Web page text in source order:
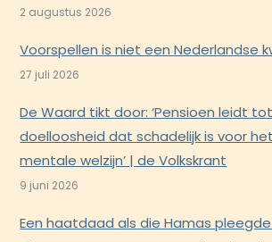
2 augustus 2026
Voorspellen is niet een Nederlandse
27 juli 2026
De Waard tikt door: ‘Pensioen leidt
doelloosheid dat schadelijk is voor
mentale welzijn’ | de Volkskrant
9 juni 2026
Een haatdaad als die Hamas